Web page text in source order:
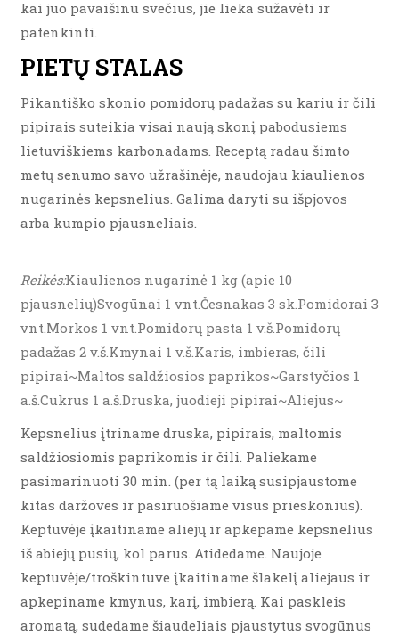
kai juo pavaišinu svečius, jie lieka sužavėti ir
patenkinti.
PIETŲ STALAS
Pikantiško skonio pomidorų padažas su kariu ir čili
pipirais suteikia visai naują skonį pabodusiems
lietuviškiems karbonadams. Receptą radau šimto
metų senumo savo užrašinėje, naudojau kiaulienos
nugarinės kepsnelius. Galima daryti su išpjovos
arba kumpio pjausneliais.
Reikės:Kiaulienos nugarinė 1 kg (apie 10
pjausnelių)Svogūnai 1 vnt.Česnakas 3 sk.Pomidorai 3
vnt.Morkos 1 vnt.Pomidorų pasta 1 v.š.Pomidorų
padažas 2 v.š.Kmynai 1 v.š.Karis, imbieras, čili
pipirai~Maltos saldžiosios paprikos~Garstyčios 1
a.š.Cukrus 1 a.š.Druska, juodieji pipirai~Aliejus~
Kepsnelius įtriname druska, pipirais, maltomis
saldžiosiomis paprikomis ir čili. Paliekame
pasimarinuoti 30 min. (per tą laiką susipjaustome
kitas daržoves ir pasiruošiame visus prieskonius).
Keptuvėje įkaitiname aliejų ir apkepame kepsnelius
iš abiejų pusių, kol parus. Atidedame. Naujoje
keptuvėje/troškintuve įkaitiname šlakelį aliejaus ir
apkepiname kmynus, karį, imbierą. Kai paskleis
aromatą, sudedame šiaudeliais pjaustytus svogūnus